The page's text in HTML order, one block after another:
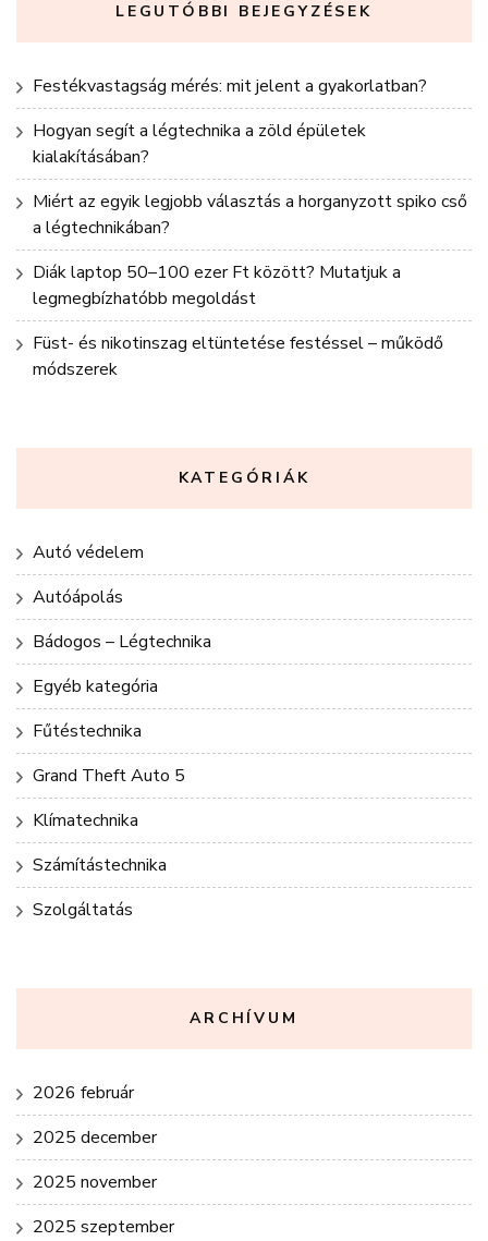
LEGUTÓBBI BEJEGYZÉSEK
Festékvastagság mérés: mit jelent a gyakorlatban?
Hogyan segít a légtechnika a zöld épületek
kialakításában?
Miért az egyik legjobb választás a horganyzott spiko cső
a légtechnikában?
Diák laptop 50–100 ezer Ft között? Mutatjuk a
legmegbízhatóbb megoldást
Füst- és nikotinszag eltüntetése festéssel – működő
módszerek
KATEGÓRIÁK
Autó védelem
Autóápolás
Bádogos – Légtechnika
Egyéb kategória
Fűtéstechnika
Grand Theft Auto 5
Klímatechnika
Számítástechnika
Szolgáltatás
ARCHÍVUM
2026 február
2025 december
2025 november
2025 szeptember